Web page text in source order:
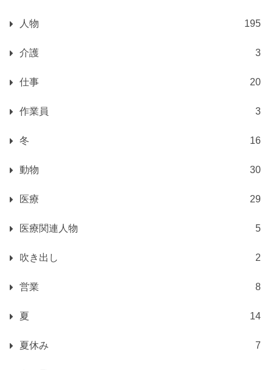
人物 195
介護 3
仕事 20
作業員 3
冬 16
動物 30
医療 29
医療関連人物 5
吹き出し 2
営業 8
夏 14
夏休み 7